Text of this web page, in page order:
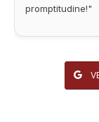
promptitudine!"